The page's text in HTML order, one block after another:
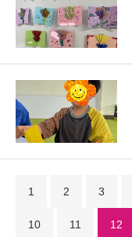
1 2 3
10 11 12